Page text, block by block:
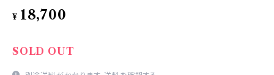
¥ 18,700
SOLD OUT